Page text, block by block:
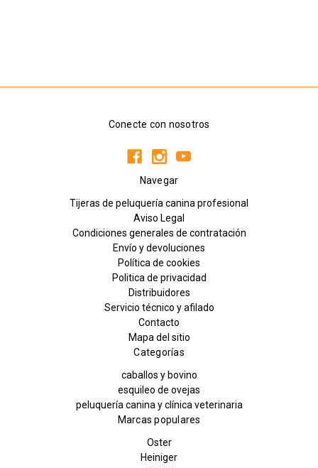
Conecte con nosotros
Navegar
Tijeras de peluquería canina profesional
Aviso Legal
Condiciones generales de contratación
Envío y devoluciones
Política de cookies
Politica de privacidad
Distribuidores
Servicio técnico y afilado
Contacto
Mapa del sitio
Categorías
caballos y bovino
esquileo de ovejas
peluquería canina y clínica veterinaria
Marcas populares
Oster
Heiniger